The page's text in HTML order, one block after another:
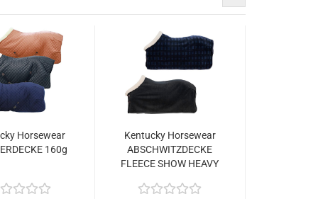
Horsewear
160g
Kentucky Horsewear
ABSCHWITZDECKE
FLEECE SHOW HEAVY